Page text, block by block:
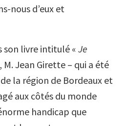
nous d’eux et
son livre intitulé « Je
M. Jean Girette – qui a été
la région de Bordeaux et
aux côtés du monde
handicap que